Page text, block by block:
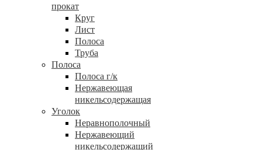
прокат
Круг
Лист
Полоса
Труба
Полоса
Полоса г/к
Нержавеющая
никельсодержащая
Уголок
Неравнополочный
Нержавеющий
никельсодержащий